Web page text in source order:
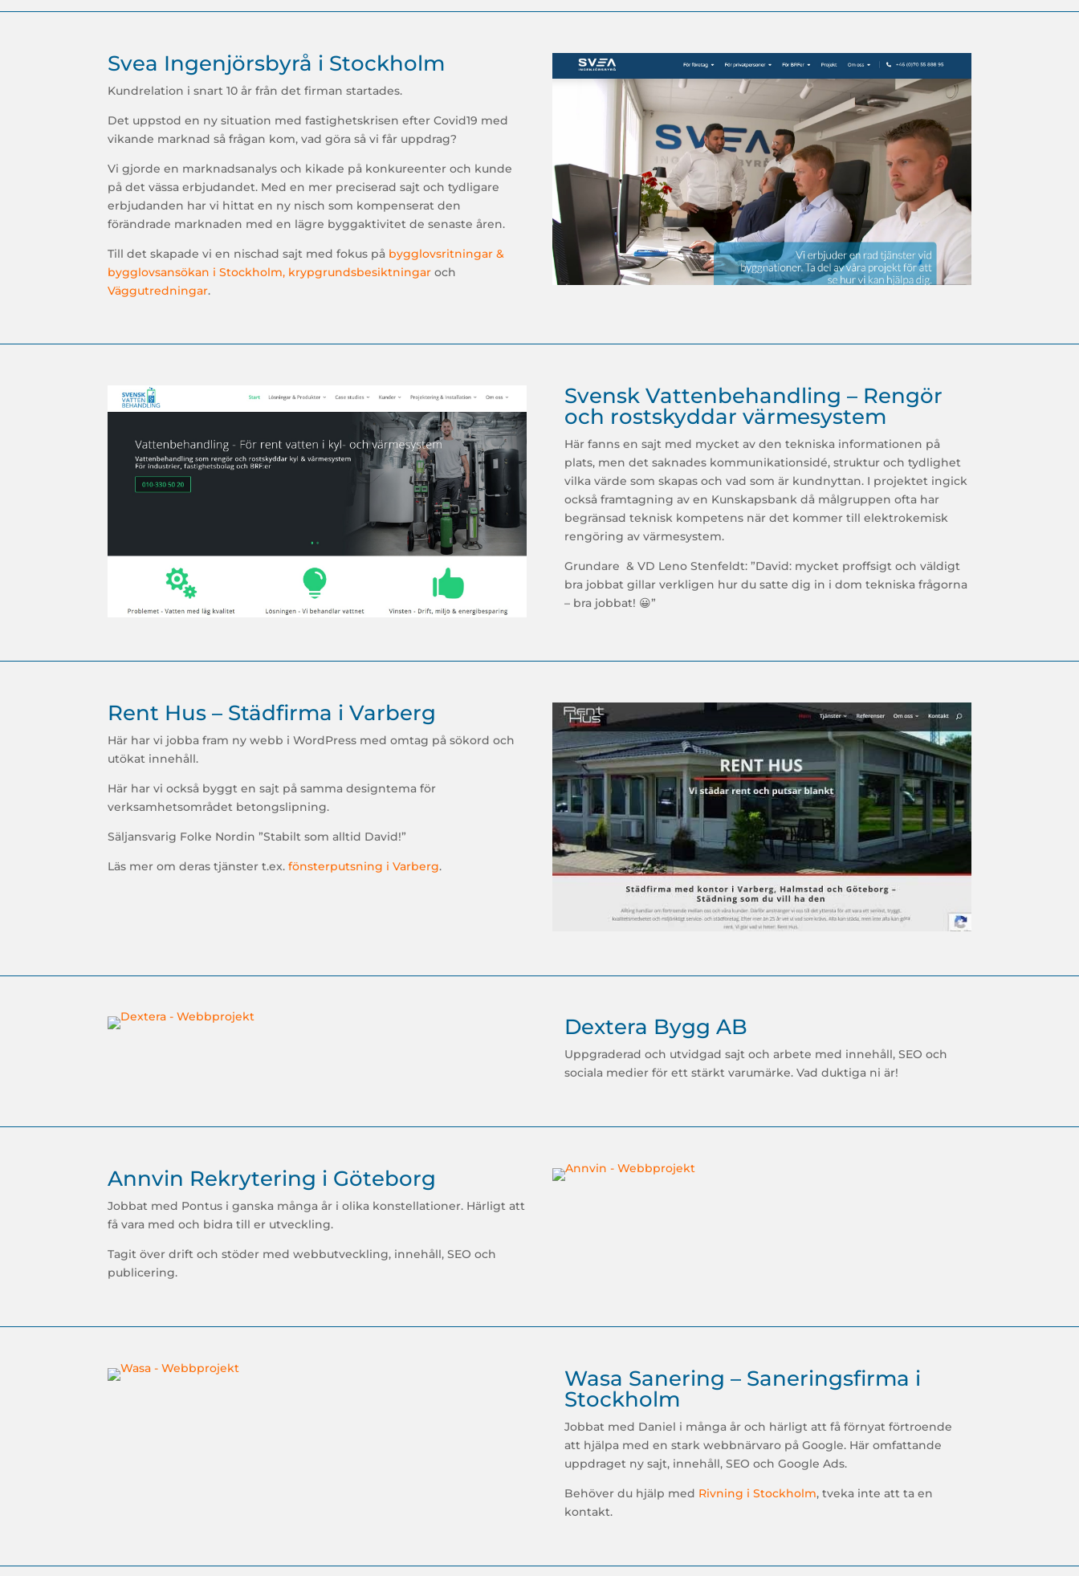
Svea Ingenjörsbyrå i Stockholm
Kundrelation i snart 10 år från det firman startades.
Det uppstod en ny situation med fastighetskrisen efter Covid19 med
vikande marknad så frågan kom, vad göra så vi får uppdrag?
Vi gjorde en marknadsanalys och kikade på konkureenter och kunde
på det vässa erbjudandet. Med en mer preciserad sajt och tydligare
erbjudanden har vi hittat en ny nisch som kompenserat den
förändrade marknaden med en lägre byggaktivitet de senaste åren.
Till det skapade vi en nischad sajt med fokus på bygglovsritningar &
bygglovsansökan i Stockholm, krypgrundsbesiktningar och
Väggutredningar.
Svensk Vattenbehandling – Rengör
och rostskyddar värmesystem
Här fanns en sajt med mycket av den tekniska informationen på
plats, men det saknades kommunikationsidé, struktur och tydlighet
vilka värde som skapas och vad som är kundnyttan. I projektet ingick
också framtagning av en Kunskapsbank då målgruppen ofta har
begränsad teknisk kompetens när det kommer till elektrokemisk
rengöring av värmesystem.
Grundare & VD Leno Stenfeldt: ”David: mycket proffsigt och väldigt
bra jobbat gillar verkligen hur du satte dig in i dom tekniska frågorna
– bra jobbat! 😀”
Rent Hus – Städfirma i Varberg
Här har vi jobba fram ny webb i WordPress med omtag på sökord och
utökat innehåll.
Här har vi också byggt en sajt på samma designtema för
verksamhetsområdet betongslipning.
Säljansvarig Folke Nordin ”Stabilt som alltid David!”
Läs mer om deras tjänster t.ex.fönsterputsning i Varberg.
Dextera Bygg AB
Uppgraderad och utvidgad sajt och arbete med innehåll, SEO och
sociala medier för ett stärkt varumärke. Vad duktiga ni är!
Annvin Rekrytering i Göteborg
Jobbat med Pontus i ganska många år i olika konstellationer. Härligt att
få vara med och bidra till er utveckling.
Tagit över drift och stöder med webbutveckling, innehåll, SEO och
publicering.
Wasa Sanering – Saneringsfirma i
Stockholm
Jobbat med Daniel i många år och härligt att få förnyat förtroende
att hjälpa med en stark webbnärvaro på Google. Här omfattande
uppdraget ny sajt, innehåll, SEO och Google Ads.
Behöver du hjälp med Rivning i Stockholm, tveka inte att ta en
kontakt.